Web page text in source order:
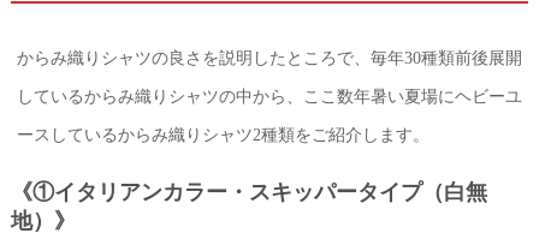
からみ織りシャツの良さを説明したところで、毎年30種類前後展開
しているからみ織りシャツの中から、ここ数年暑い夏場にヘビーユ
ースしているからみ織りシャツ2種類をご紹介します。
《①イタリアンカラー・スキッパータイプ（白無
地）》